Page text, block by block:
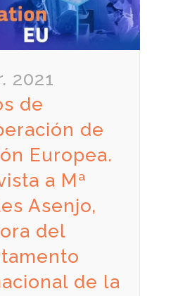
2021
de
de
Europea.
a Mª
Asenjo,
del
de la